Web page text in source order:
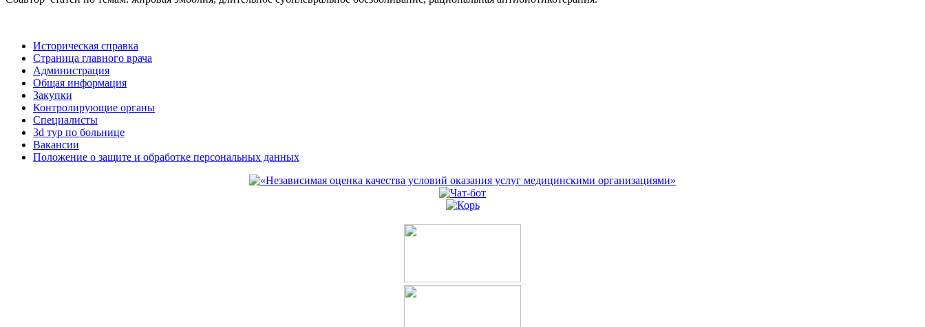
Историческая справка
Страница главного врача
Администрация
Общая информация
Закупки
Контролирующие органы
Специалисты
3d тур по больнице
Вакансии
Положение о защите и обработке персональных данных